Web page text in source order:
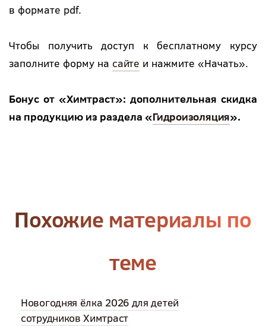
в формате pdf.
Чтобы получить доступ к бесплатному курсу
заполните форму на сайте и нажмите «Начать».
Бонус от «Химтраст»: дополнительная скидка
на продукцию из раздела «Гидроизоляция».
Похожие материалы по
теме
Новогодняя ёлка 2026 для детей
сотрудников Химтраст